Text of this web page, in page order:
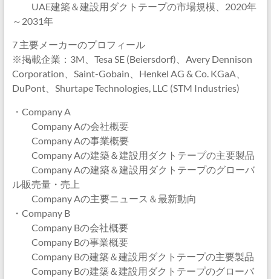
UAE建築＆建設用ダクトテープの市場規模、2020年
～2031年
7 主要メーカーのプロフィール
※掲載企業：3M、Tesa SE (Beiersdorf)、Avery Dennison
Corporation、Saint-Gobain、Henkel AG & Co. KGaA、
DuPont、Shurtape Technologies, LLC (STM Industries)
・Company A
Company Aの会社概要
Company Aの事業概要
Company Aの建築＆建設用ダクトテープの主要製品
Company Aの建築＆建設用ダクトテープのグローバ
ル販売量・売上
Company Aの主要ニュース＆最新動向
・Company B
Company Bの会社概要
Company Bの事業概要
Company Bの建築＆建設用ダクトテープの主要製品
Company Bの建築＆建設用ダクトテープのグローバ